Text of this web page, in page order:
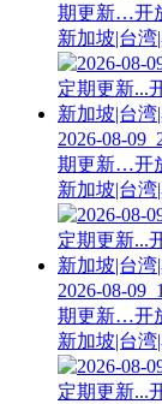
期更新…开
新加坡|台
2026-08-
期更新…开
新加坡|台
2026-08-
期更新…开
新加坡|台